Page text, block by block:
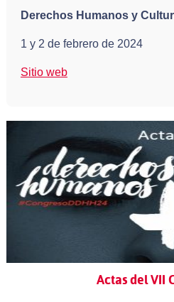
Derechos Humanos y
1 y 2 de febrero de 2024
Sitio web
Actas del VII